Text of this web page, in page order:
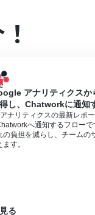
けプランに加入して
ョンの設定に関して
アナリティクスか
し、Chatworkに通知
ナリティクスの最新レポ
へ通知するフロー
の負担を減らし、チームの
す。
る